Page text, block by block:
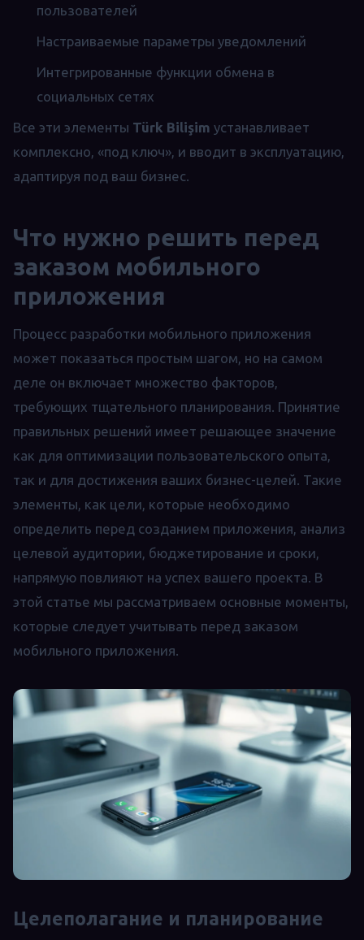
пользователей
Настраиваемые параметры уведомлений
Интегрированные функции обмена в
социальных сетях
Все эти элементы Türk Bilişim устанавливает
комплексно, «под ключ», и вводит в эксплуатацию,
адаптируя под ваш бизнес.
Что нужно решить перед
заказом мобильного
приложения
Процесс разработки мобильного приложения
может показаться простым шагом, но на самом
деле он включает множество факторов,
требующих тщательного планирования. Принятие
правильных решений имеет решающее значение
как для оптимизации пользовательского опыта,
так и для достижения ваших бизнес-целей. Такие
элементы, как цели, которые необходимо
определить перед созданием приложения, анализ
целевой аудитории, бюджетирование и сроки,
напрямую повлияют на успех вашего проекта. В
этой статье мы рассматриваем основные моменты,
которые следует учитывать перед заказом
мобильного приложения.
Целеполагание и планирование